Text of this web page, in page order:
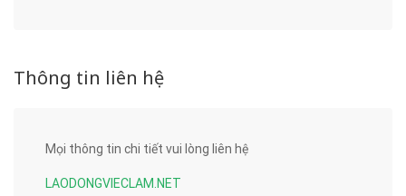
Thông tin liên hệ
Mọi thông tin chi tiết vui lòng liên hệ
LAODONGVIECLAM.NET